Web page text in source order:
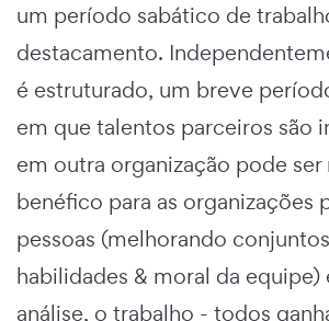
um período sabático de
destacamento.
é estruturado, um breve
em que talentos parceiros são
em outra organização pode
benéfico para as organizações
pessoas (melhorando
habilidades & moral da equipe)
análise, o trabalho - todos